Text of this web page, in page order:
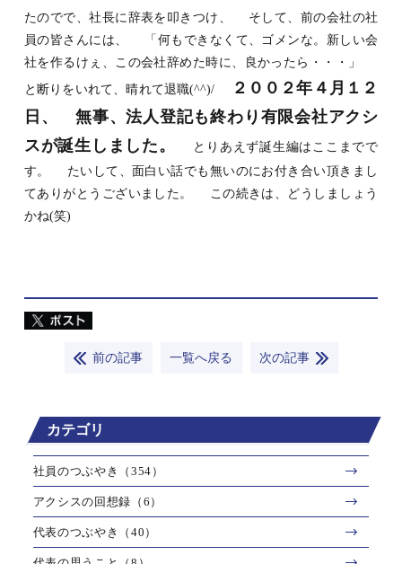
たのでで、社長に辞表を叩きつけ、 そして、前の会社の社
員の皆さんには、 「何もできなくて、ゴメンな。新しい会
社を作るけぇ、この会社辞めた時に、良かったら・・・」
と断りをいれて、晴れて退職(^^)/
２００２年４月１２
日、
無事、法人登記も終わり有限会社アクシ
スが誕生しました。
とりあえず誕生編はここまでで
す。 たいして、面白い話でも無いのにお付き合い頂きまし
てありがとうございました。 この続きは、どうしましょう
かね(笑)
前の記事 一覧へ戻る 次の記事
カテゴリ
社員のつぶやき（354）
アクシスの回想録（6）
代表のつぶやき（40）